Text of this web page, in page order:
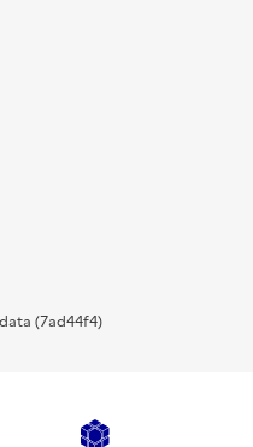
(7ad44f4)